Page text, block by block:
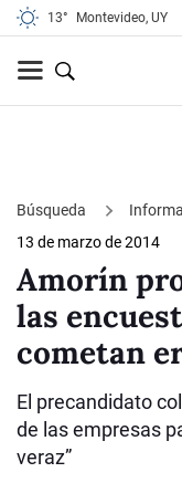
13° Montevideo, UY
Búsqueda
13 de marzo de 2014
Amorín
las
cometan
El precandidato
de las empresas
veraz”